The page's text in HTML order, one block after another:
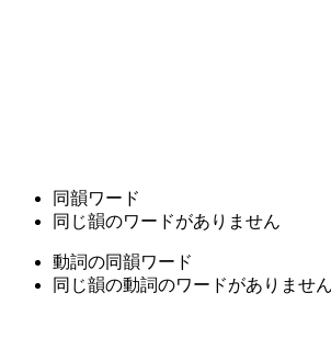
同韻ワード
同じ韻のワードがありません
動詞の同韻ワード
同じ韻の動詞のワードがありません